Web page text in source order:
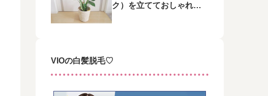
ク）を立てておしゃれに
VIOの白髪脱毛♡